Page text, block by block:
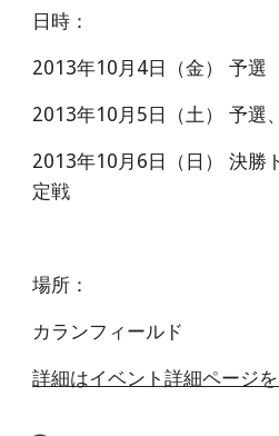
日時：
2013年10月4日（金） 予選
2013年10月5日（土） 予選
2013年10月6日（日） 決勝
定戦
場所：
カランフィールド
詳細はイベント詳細ページを